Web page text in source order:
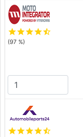
starstarstarstarstar_half
(97 %)
starstarstarstarstar_half